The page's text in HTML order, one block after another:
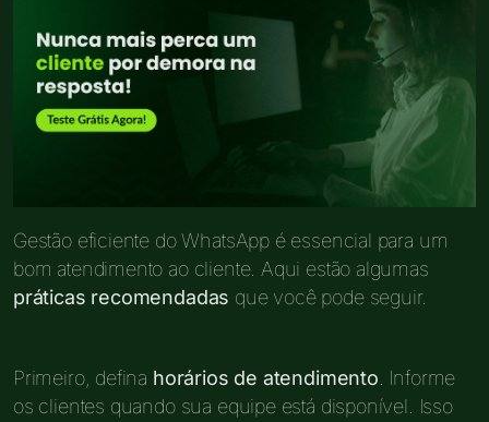
Gestão eficiente do WhatsApp é essencial para um
bom atendimento ao cliente. Aqui estão algumas
práticas recomendadas que você pode seguir.
Primeiro, defina horários de atendimento . Informe
os clientes quando sua equipe está disponível. Isso